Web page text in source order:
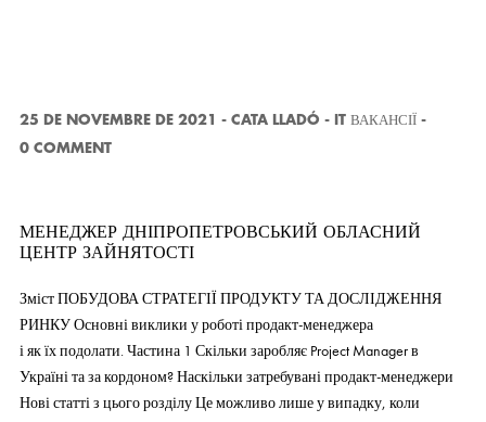
25 DE NOVEMBRE DE 2021 - CATA LLADÓ - IT ВАКАНСІЇ -
0 COMMENT
МЕНЕДЖЕР ДНІПРОПЕТРОВСЬКИЙ ОБЛАСНИЙ
ЦЕНТР ЗАЙНЯТОСТІ
Зміст ПОБУДОВА СТРАТЕГІЇ ПРОДУКТУ ТА ДОСЛІДЖЕННЯ
РИНКУ Основні виклики у роботі продакт-менеджера
і як їх подолати. Частина 1 Скільки заробляє Project Manager в
Україні та за кордоном? Наскільки затребувані продакт-менеджери
Нові статті з цього розділу Це можливо лише у випадку, коли